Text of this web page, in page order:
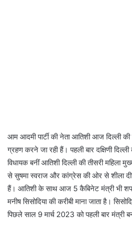
आम आदमी पार्टी की नेता आतिशी आज दिल्ली
ग्रहण करने जा रही हैं। पहली बार दक्षिणी
विधायक बनीं आतिशी दिल्ली की तीसरी महिला
से सुषमा स्वराज और कांग्रेस की ओर से शीला
हैं। आतिशी के साथ आज 5 कैबिनेट मंत्री भी
मनीष सिसोदिया की करीबी माना जाता है।
पिछले साल 9 मार्च 2023 को पहली बार मंत्री